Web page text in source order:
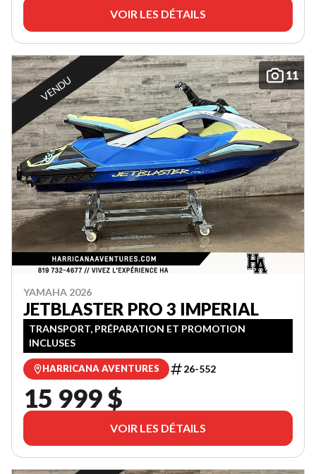
VOIR LES DÉTAILS
11
VENDU
YAMAHA 2026
JETBLASTER PRO 3 IMPERIAL
TRANSPORT, PRÉPARATION ET PROMOTION
INCLUSES
HARRICANA AVENTURES 26-552
15 999 $
VOIR LES DÉTAILS